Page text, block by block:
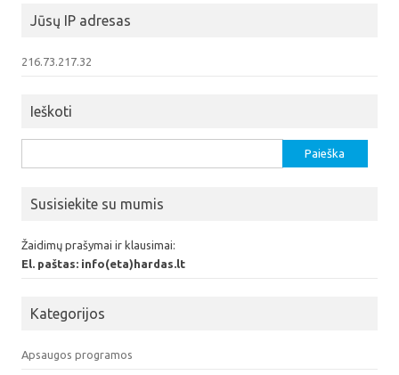
Jūsų IP adresas
216.73.217.32
Ieškoti
Susisiekite su mumis
Žaidimų prašymai ir klausimai:
El. paštas: info(eta)hardas.lt
Kategorijos
Apsaugos programos